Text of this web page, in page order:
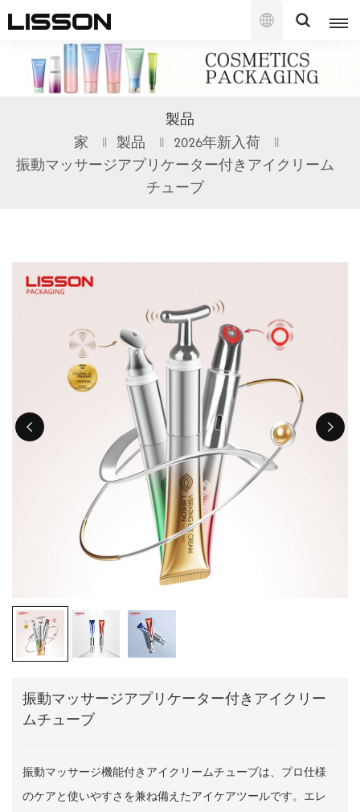
語
English
français
русский
日本語
한국의
ไทย
Tiếng việt
中文
製品
家 製品
2026年新入荷
振動マッサージアプリケーター付きアイクリーム
チューブ
振動マッサージアプリケーター付きアイクリー
ムチューブ
振動マッサージ機能付きアイクリームチューブは、プロ仕様
のケアと使いやすさを兼ね備えたアイケアツールです。エレ